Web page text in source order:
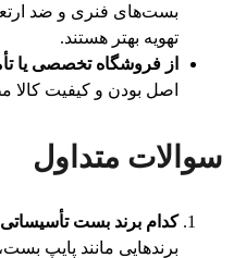
بست‌های فنری و ضد
تهویه بهتر هستند.
از فروشگاه تخصصی یا
اصل بودن و کیفیت کالا
سوالات متداول
کدام برند بست
برندهایی مانند پایپ